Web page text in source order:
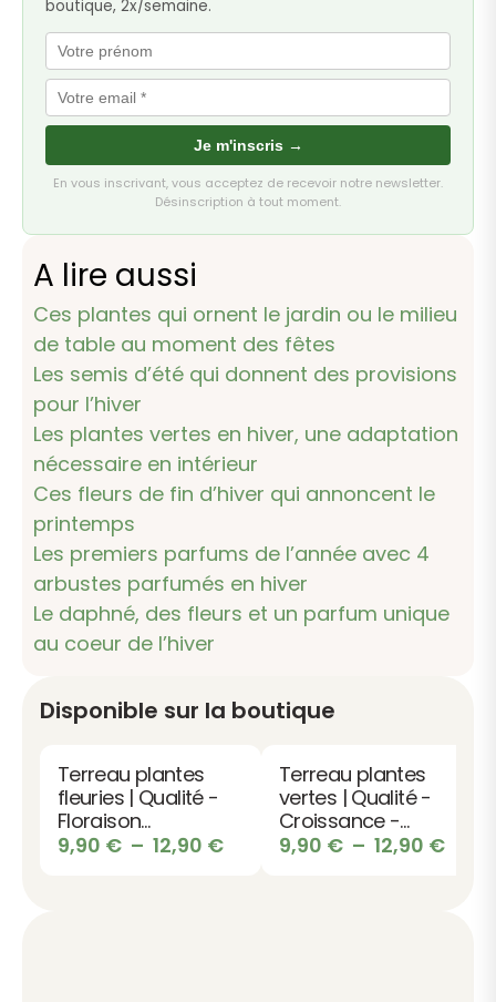
Je m'inscris →
Désinscription à tout moment.
A lire aussi
Ces plantes qui ornent le jardin ou le milieu
de table au moment des fêtes
Les semis d’été qui donnent des provisions
pour l’hiver
Les plantes vertes en hiver, une adaptation
nécessaire en intérieur
Ces fleurs de fin d’hiver qui annoncent le
printemps
Les premiers parfums de l’année avec 4
arbustes parfumés en hiver
Le daphné, des fleurs et un parfum unique
au coeur de l’hiver
fleuries | Qualité -
Floraison
abondante -
Couleurs
9,90€–
Plage
de
vertes | Qualité -
Croissance -
Feuillage vert &
dense
9,90€–12,90
de